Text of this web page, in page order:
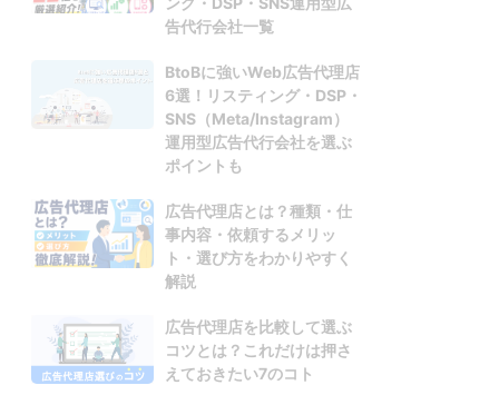
告代行会社一覧
BtoBに強いWeb広告代理店
6選！リスティング・DSP・
SNS（Meta/Instagram）
運用型広告代行会社を選ぶ
ポイントも
広告代理店とは？種類・仕
事内容・依頼するメリッ
ト・選び方をわかりやすく
解説
広告代理店を比較して選ぶ
コツとは？これだけは押さ
えておきたい7のコト